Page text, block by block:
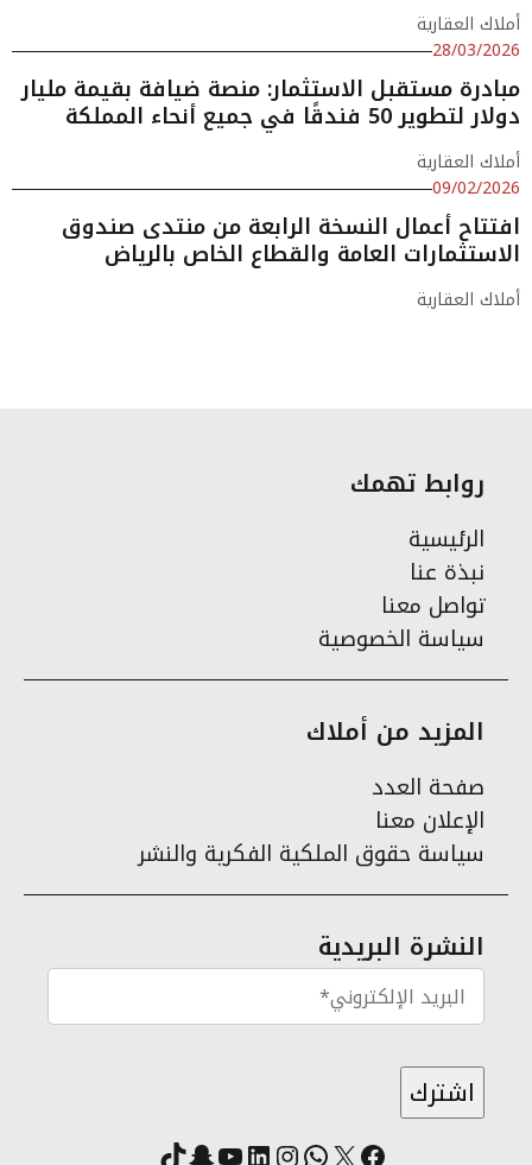
أملاك العقارية
28/03/2026
مبادرة مستقبل الاستثمار: منصة ضيافة بقيمة مليار
دولار لتطوير 50 فندقًا في جميع أنحاء المملكة
أملاك العقارية
09/02/2026
افتتاح أعمال النسخة الرابعة من منتدى صندوق
الاستثمارات العامة والقطاع الخاص بالرياض
أملاك العقارية
روابط تهمك
الرئيسية
نبذة عنا
تواصل معنا
سياسة الخصوصية
المزيد من أملاك
صفحة العدد
الإعلان معنا
سياسة حقوق الملكية الفكرية والنشر
النشرة البريدية